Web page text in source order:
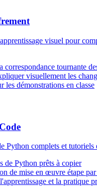
visuel pour
correspondance tournante
visuellement les
les démonstrations en classe
Python complets et tutoriels
de Python prêts à copier
de mise en œuvre étape par
et la pratique